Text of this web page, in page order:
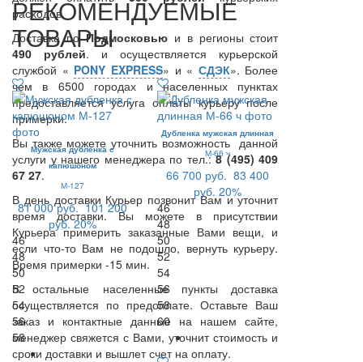
расходов.
Доставка поПодмосковью и в регионы стоит
490 рублей. и осуществляется курьерской
службой « PONY EXPRESS» и « СДЭК». Более
чем в 6500 городах и населенных пунктах
предоставляется услуга оплаты курьеру после
примерки.
Вы также можете уточнить возможность данной
услуги у нашего менеджера по тел.:8 (495) 409
67 27.
В день доставки Курьер позвонит Вам и уточнит
время доставки. Вы можете в присутствии
Курьера примерить заказанные Вами вещи, и
если что-то Вам не подошло, вернуть курьеру.
Время примерки -15 мин.
В остальные населенные пункты доставка
осуществляется по предоплате. Оставьте Ваш
заказ и контактные данные на нашем сайте,
менеджер свяжется с Вами, уточнит стоимость и
сроки доставки и вышлет счет на оплату.
РЕКОМЕНДУЕМЫЕ
ТОВАРЫ
Мужская дубленка с
капюшоном
М-127
81 000 руб. 101 200
руб. 20%
46
48
50
52
54
56
58
Дубленка мужская длинная
М-66 ч
66 700 руб. 83 400
руб. 20%
46
48
50
52
54
56
58
60